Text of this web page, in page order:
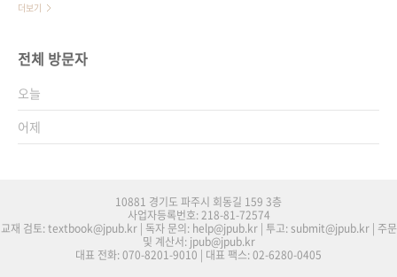
더보기
전체 방문자
오늘
어제
10881 경기도 파주시 회동길 159 3층
사업자등록번호: 218-81-72574
교재 검토: textbook@jpub.kr | 독자 문의: help@jpub.kr | 투고: submit@jpub.kr | 주문
및 계산서: jpub@jpub.kr
대표 전화: 070-8201-9010 | 대표 팩스: 02-6280-0405